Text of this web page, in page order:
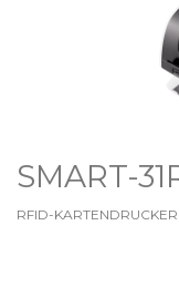
SMART-
RFID-KARTENDRUCKER